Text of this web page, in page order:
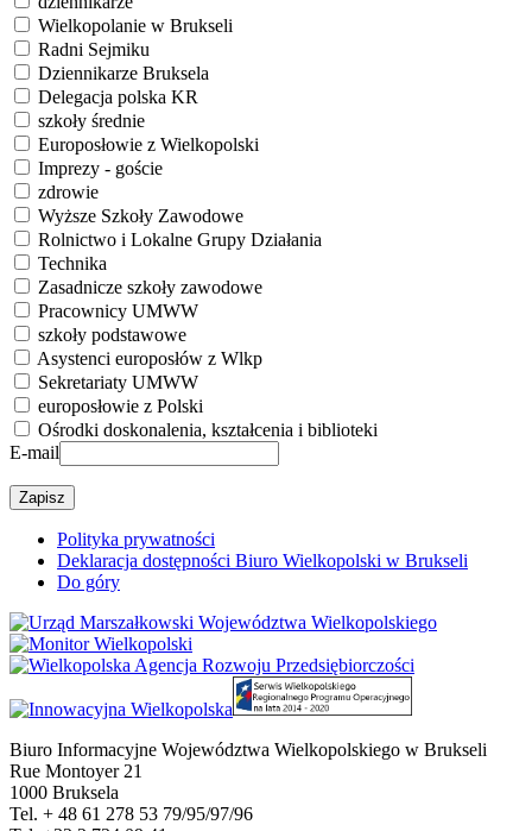
Wielkopolanie w Brukseli
Radni Sejmiku
Dziennikarze Bruksela
Delegacja polska KR
szkoły średnie
Europosłowie z Wielkopolski
Imprezy - goście
zdrowie
Wyższe Szkoły Zawodowe
Rolnictwo i Lokalne Grupy Działania
Technika
Zasadnicze szkoły zawodowe
Pracownicy UMWW
szkoły podstawowe
Asystenci europosłów z Wlkp
Sekretariaty UMWW
europosłowie z Polski
Ośrodki doskonalenia, kształcenia i biblioteki
E-mail
Polityka prywatności
Deklaracja dostępności Biuro Wielkopolski w Brukseli
Do góry
Biuro Informacyjne Województwa Wielkopolskiego w Brukseli
Rue Montoyer 21
1000 Bruksela
Tel. + 48 61 278 53 79/95/97/96